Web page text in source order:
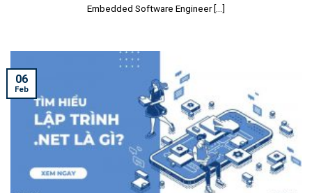
Embedded Software Engineer [...]
06
Feb